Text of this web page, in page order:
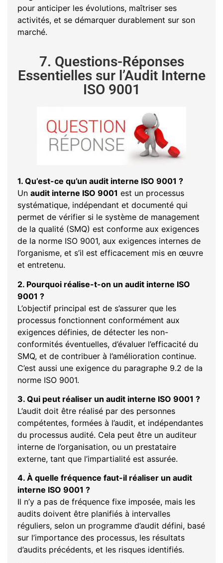
pour anticiper les évolutions, maîtriser ses
activités, et se démarquer durablement sur son
marché.
7. Questions-Réponses
Essentielles sur l’Audit Interne
ISO 9001
1. Qu’est-ce qu’un audit interne ISO 9001 ?
Un audit interne ISO 9001 est un processus
systématique, indépendant et documenté qui
permet de vérifier si le système de management
de la qualité (SMQ) est conforme aux exigences
de la norme ISO 9001, aux exigences internes de
l’organisme, et s’il est efficacement mis en œuvre
et entretenu.
2. Pourquoi réalise-t-on un audit interne ISO
9001 ?
L’objectif principal est de s’assurer que les
processus fonctionnent conformément aux
exigences définies, de détecter les non-
conformités éventuelles, d’évaluer l’efficacité du
SMQ, et de contribuer à l’amélioration continue.
C’est aussi une exigence du paragraphe 9.2 de la
norme ISO 9001.
3. Qui peut réaliser un audit interne ISO 9001 ?
L’audit doit être réalisé par des personnes
compétentes, formées à l’audit, et indépendantes
du processus audité. Cela peut être un auditeur
interne de l’organisation, ou un prestataire
externe, tant que l’impartialité est assurée.
4. À quelle fréquence faut-il réaliser un audit
interne ISO 9001 ?
Il n’y a pas de fréquence fixe imposée, mais les
audits doivent être planifiés à intervalles
réguliers, selon un programme d’audit défini, basé
sur l’importance des processus, les résultats
d’audits précédents, et les risques identifiés.